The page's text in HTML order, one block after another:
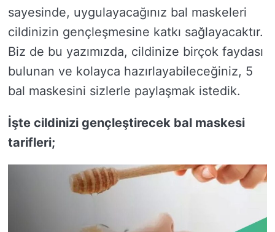
sayesinde, uygulayacağınız bal maskeleri
cildinizin gençleşmesine katkı sağlayacaktır.
Biz de bu yazımızda, cildinize birçok faydası
bulunan ve kolayca hazırlayabileceğiniz, 5
bal maskesini sizlerle paylaşmak istedik.
İşte cildinizi gençleştirecek bal maskesi
tarifleri;